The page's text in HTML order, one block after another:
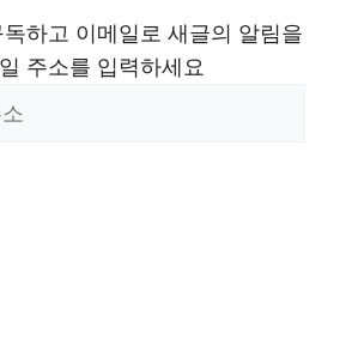
하고 이메일로 새글의 알림을
주소를 입력하세요